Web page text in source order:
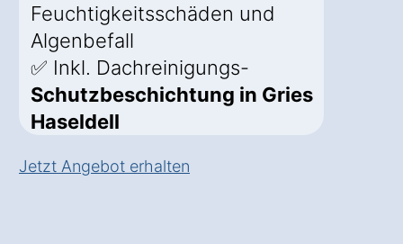
Feuchtigkeitsschäden und
Algenbefall
✅ Inkl. Dachreinigungs-
Schutzbeschichtung in Gries
Haseldell
Jetzt Angebot erhalten